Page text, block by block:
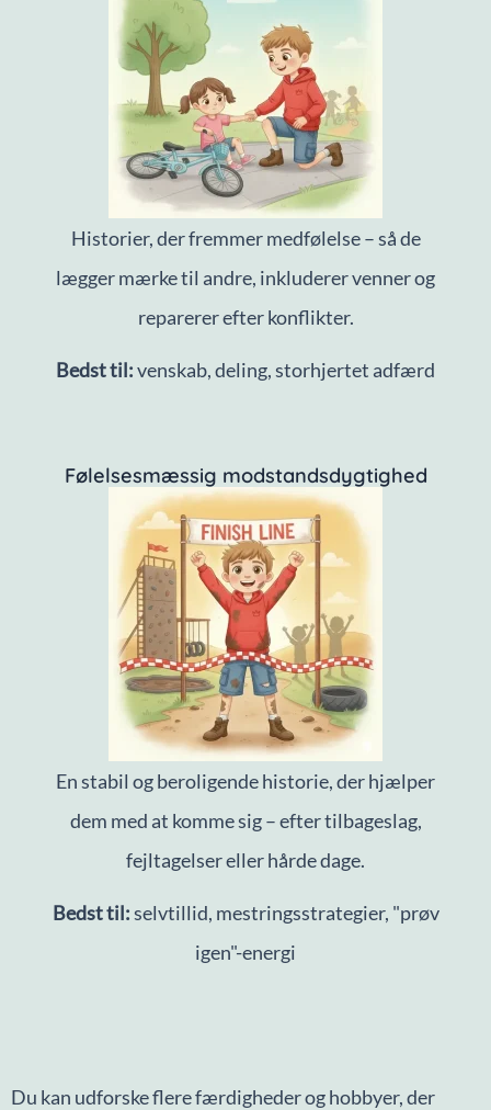
Historier, der fremmer medfølelse – så de
lægger mærke til andre, inkluderer venner og
reparerer efter konflikter.
Bedst til:venskab, deling, storhjertet adfærd
Følelsesmæssig modstandsdygtighed
En stabil og beroligende historie, der hjælper
dem med at komme sig – efter tilbageslag,
fejltagelser eller hårde dage.
Bedst til:selvtillid, mestringsstrategier, "prøv
igen"-energi
Du kan udforske flere færdigheder og hobbyer, der